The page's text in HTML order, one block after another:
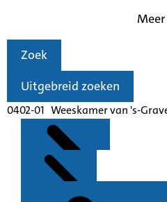
Zoek
Uitgebreid zoeken
0402-01 Weeskamer van 's-